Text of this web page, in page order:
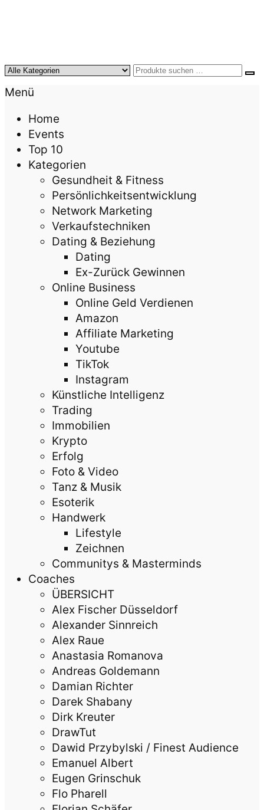
KursTipps.de
Weil Weiterbildung die beste Investition für mehr
Lebensqualität ist.
Menü
Home
Events
Top 10
Kategorien
Gesundheit & Fitness
Persönlichkeitsentwicklung
Network Marketing
Verkaufstechniken
Dating & Beziehung
Dating
Ex-Zurück Gewinnen
Online Business
Online Geld Verdienen
Amazon
Affiliate Marketing
Youtube
TikTok
Instagram
Künstliche Intelligenz
Trading
Immobilien
Krypto
Erfolg
Foto & Video
Tanz & Musik
Esoterik
Handwerk
Lifestyle
Zeichnen
Communitys & Masterminds
Coaches
ÜBERSICHT
Alex Fischer Düsseldorf
Alexander Sinnreich
Alex Raue
Anastasia Romanova
Andreas Goldemann
Damian Richter
Darek Shabany
Dirk Kreuter
DrawTut
Dawid Przybylski / Finest Audience
Emanuel Albert
Eugen Grinschuk
Flo Pharell